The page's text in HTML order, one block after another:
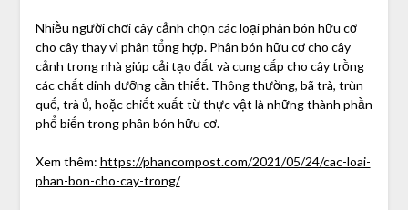
Nhiều người chơi cây cảnh chọn các loại phân bón hữu cơ
cho cây thay vì phân tổng hợp. Phân bón hữu cơ cho cây
cảnh trong nhà giúp cải tạo đất và cung cấp cho cây trồng
các chất dinh dưỡng cần thiết. Thông thường, bã trà, trùn
quế, trà ủ, hoặc chiết xuất từ thực vật là những thành phần
phổ biến trong phân bón hữu cơ.
Xem thêm: https://phancompost.com/2021/05/24/cac-loai-
phan-bon-cho-cay-trong/